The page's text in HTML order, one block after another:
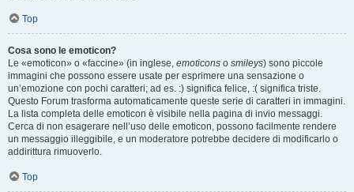
Top
Cosa sono le emoticon?
Le «emoticon» o «faccine» (in inglese, emoticons o smileys) sono piccole
immagini che possono essere usate per esprimere una sensazione o
un’emozione con pochi caratteri; ad es. :) significa felice, :( significa triste.
Questo Forum trasforma automaticamente queste serie di caratteri in immagini.
La lista completa delle emoticon è visibile nella pagina di invio messaggi.
Cerca di non esagerare nell’uso delle emoticon, possono facilmente rendere
un messaggio illeggibile, e un moderatore potrebbe decidere di modificarlo o
addirittura rimuoverlo.
Top